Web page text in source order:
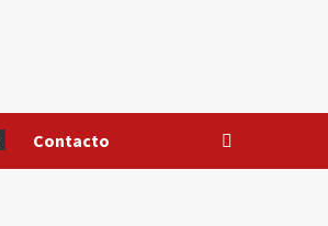
Contacto